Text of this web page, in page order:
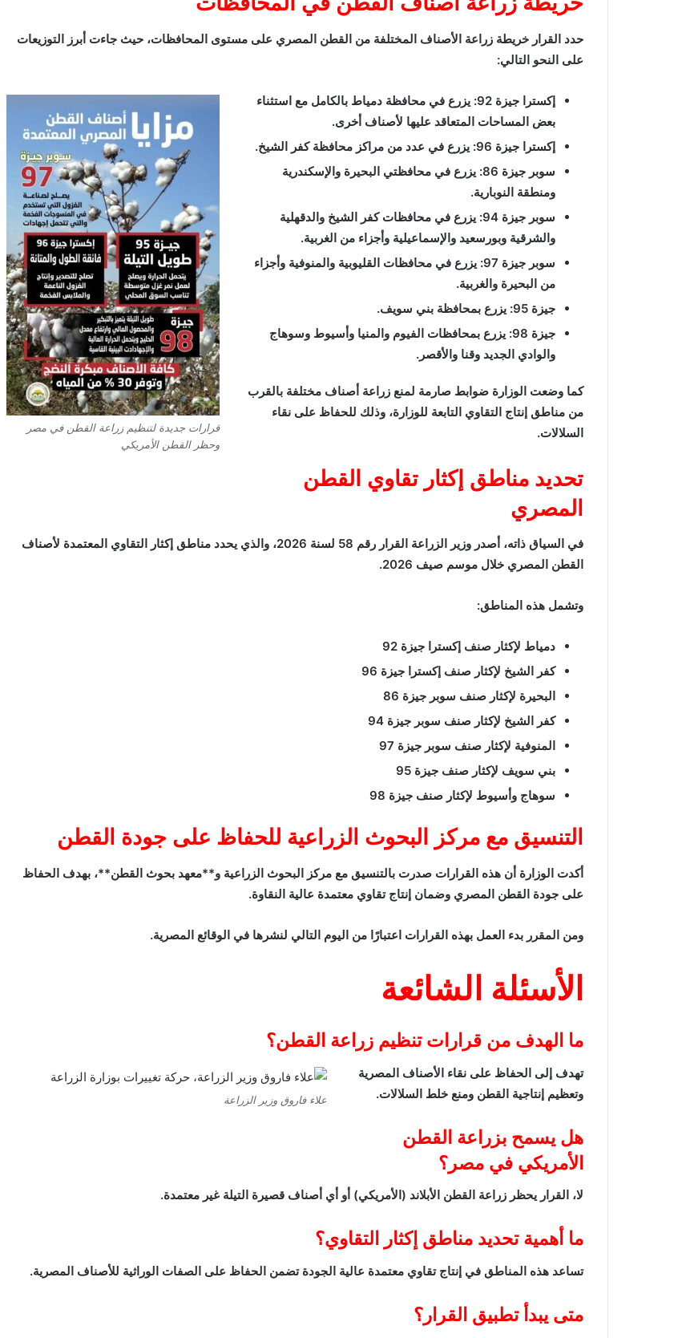
حدد القرار خريطة زراعة الأصناف المختلفة من القطن المصري على مستوى المحافظات، حيث جاءت أبرز التوزيعات
على النحو التالي:
قرارات جديدة لتنظيم زراعة القطن في مصر
وحظر القطن الأمريكي
إكسترا جيزة 92: يزرع في محافظة دمياط بالكامل مع استثناء
بعض المساحات المتعاقد عليها لأصناف أخرى.
إكسترا جيزة 96: يزرع في عدد من مراكز محافظة كفر الشيخ.
سوبر جيزة 86: يزرع في محافظتي البحيرة والإسكندرية
ومنطقة النوبارية.
سوبر جيزة 94: يزرع في محافظات كفر الشيخ والدقهلية
والشرقية وبورسعيد والإسماعيلية وأجزاء من الغربية.
سوبر جيزة 97: يزرع في محافظات القليوبية والمنوفية وأجزاء
من البحيرة والغربية.
جيزة 95: يزرع بمحافظة بني سويف.
جيزة 98: يزرع بمحافظات الفيوم والمنيا وأسيوط وسوهاج
والوادي الجديد وقنا والأقصر.
كما وضعت الوزارة ضوابط صارمة لمنع زراعة أصناف مختلفة بالقرب
من مناطق إنتاج التقاوي التابعة للوزارة، وذلك للحفاظ على نقاء
السلالات.
تحديد مناطق إكثار تقاوي القطن
المصري
في السياق ذاته، أصدر وزير الزراعة القرار رقم 58 لسنة 2026، والذي يحدد مناطق إكثار التقاوي المعتمدة لأصناف
القطن المصري خلال موسم صيف 2026.
وتشمل هذه المناطق:
دمياط لإكثار صنف إكسترا جيزة 92
كفر الشيخ لإكثار صنف إكسترا جيزة 96
البحيرة لإكثار صنف سوبر جيزة 86
كفر الشيخ لإكثار صنف سوبر جيزة 94
المنوفية لإكثار صنف سوبر جيزة 97
بني سويف لإكثار صنف جيزة 95
سوهاج وأسيوط لإكثار صنف جيزة 98
التنسيق مع مركز البحوث الزراعية للحفاظ على جودة القطن
أكدت الوزارة أن هذه القرارات صدرت بالتنسيق مع مركز البحوث الزراعية و**معهد بحوث القطن**، بهدف الحفاظ
على جودة القطن المصري وضمان إنتاج تقاوي معتمدة عالية النقاوة.
ومن المقرر بدء العمل بهذه القرارات اعتبارًا من اليوم التالي لنشرها في الوقائع المصرية.
الأسئلة الشائعة
ما الهدف من قرارات تنظيم زراعة القطن؟
علاء فاروق وزير الزراعة
تهدف إلى الحفاظ على نقاء الأصناف المصرية
وتعظيم إنتاجية القطن ومنع خلط السلالات.
هل يسمح بزراعة القطن
الأمريكي في مصر؟
لا، القرار يحظر زراعة القطن الأبلاند (الأمريكي) أو أي أصناف قصيرة التيلة غير معتمدة.
ما أهمية تحديد مناطق إكثار التقاوي؟
تساعد هذه المناطق في إنتاج تقاوي معتمدة عالية الجودة تضمن الحفاظ على الصفات الوراثية للأصناف المصرية.
متى يبدأ تطبيق القرار؟